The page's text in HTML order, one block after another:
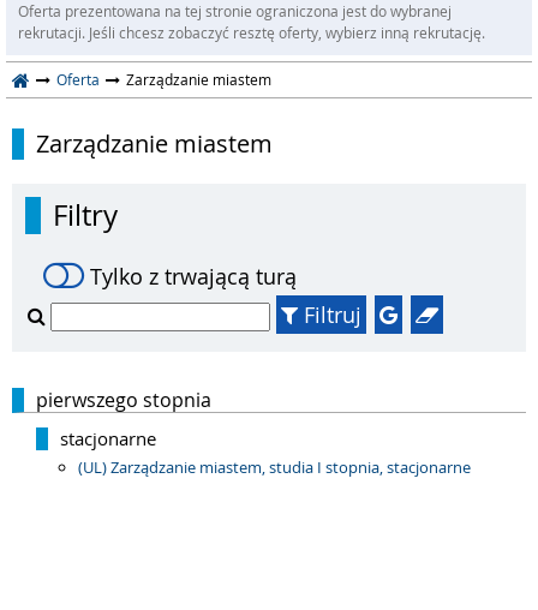
Oferta prezentowana na tej stronie ograniczona jest do wybranej
rekrutacji. Jeśli chcesz zobaczyć resztę oferty, wybierz inną rekrutację.
Oferta Zarządzanie miastem
Zarządzanie miastem
Filtry
Tylko z trwającą turą
Filtruj
pierwszego stopnia
stacjonarne
(UL) Zarządzanie miastem, studia I stopnia, stacjonarne